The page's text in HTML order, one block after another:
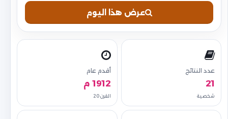
عرض هذا اليوم
عدد النتائج
21
شخصية
أقدم عام
1912 م
القرن 20